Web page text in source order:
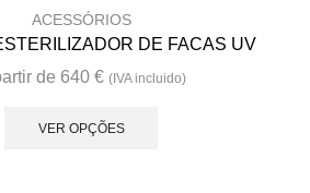
ACESSÓRIOS
DE FACAS UV
de 640 € (IVA incluido)
VER OPÇÕES